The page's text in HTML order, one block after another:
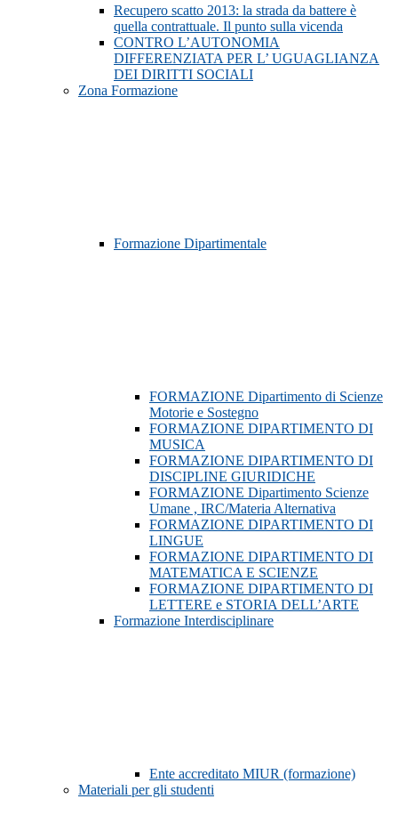
Recupero scatto 2013: la strada da battere è
quella contrattuale. Il punto sulla vicenda
CONTRO L’AUTONOMIA
DIFFERENZIATA PER L’ UGUAGLIANZA
DEI DIRITTI SOCIALI
Zona Formazione
Formazione Dipartimentale
FORMAZIONE Dipartimento di Scienze
Motorie e Sostegno
FORMAZIONE DIPARTIMENTO DI
MUSICA
FORMAZIONE DIPARTIMENTO DI
DISCIPLINE GIURIDICHE
FORMAZIONE Dipartimento Scienze
Umane , IRC/Materia Alternativa
FORMAZIONE DIPARTIMENTO DI
LINGUE
FORMAZIONE DIPARTIMENTO DI
MATEMATICA E SCIENZE
FORMAZIONE DIPARTIMENTO DI
LETTERE e STORIA DELL’ARTE
Formazione Interdisciplinare
Ente accreditato MIUR (formazione)
Materiali per gli studenti